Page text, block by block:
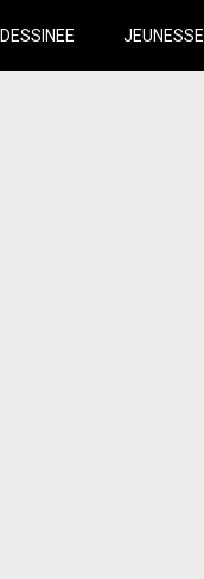
JEUNESSE